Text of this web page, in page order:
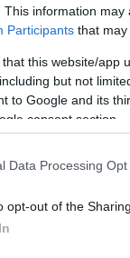
This information
Participants that may
that this website/app
but not
to Google and its
consent section.
Data Processing
opt-out of the